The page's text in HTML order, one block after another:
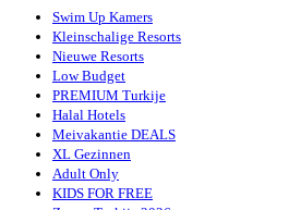
Swim Up Kamers
Kleinschalige Resorts
Nieuwe Resorts
Low Budget
PREMIUM Turkije
Halal Hotels
Meivakantie DEALS
XL Gezinnen
Adult Only
KIDS FOR FREE